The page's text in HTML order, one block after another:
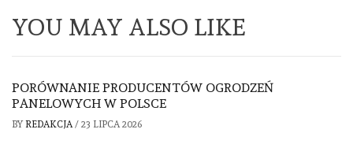
YOU MAY ALSO LIKE
PORÓWNANIE PRODUCENTÓW OGRODZEŃ
PANELOWYCH W POLSCE
BY REDAKCJA/ 23 LIPCA 2026